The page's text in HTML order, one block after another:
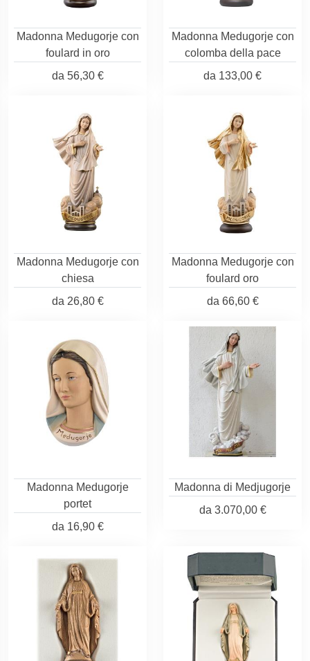
Madonna Medugorje con
foulard in oro
da 56,30 €
Madonna Medugorje con
colomba della pace
da 133,00 €
Madonna Medugorje con
chiesa
da 26,80 €
Madonna Medugorje con
foulard oro
da 66,60 €
Madonna Medugorje
portet
da 16,90 €
Madonna di Medjugorje
da 3.070,00 €